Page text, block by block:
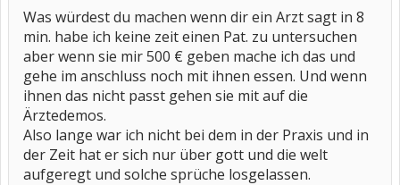
Was würdest du machen wenn dir ein Arzt sagt in 8
min. habe ich keine zeit einen Pat. zu untersuchen
aber wenn sie mir 500 € geben mache ich das und
gehe im anschluss noch mit ihnen essen. Und wenn
ihnen das nicht passt gehen sie mit auf die
Ärztedemos.
Also lange war ich nicht bei dem in der Praxis und in
der Zeit hat er sich nur über gott und die welt
aufgeregt und solche sprüche losgelassen.